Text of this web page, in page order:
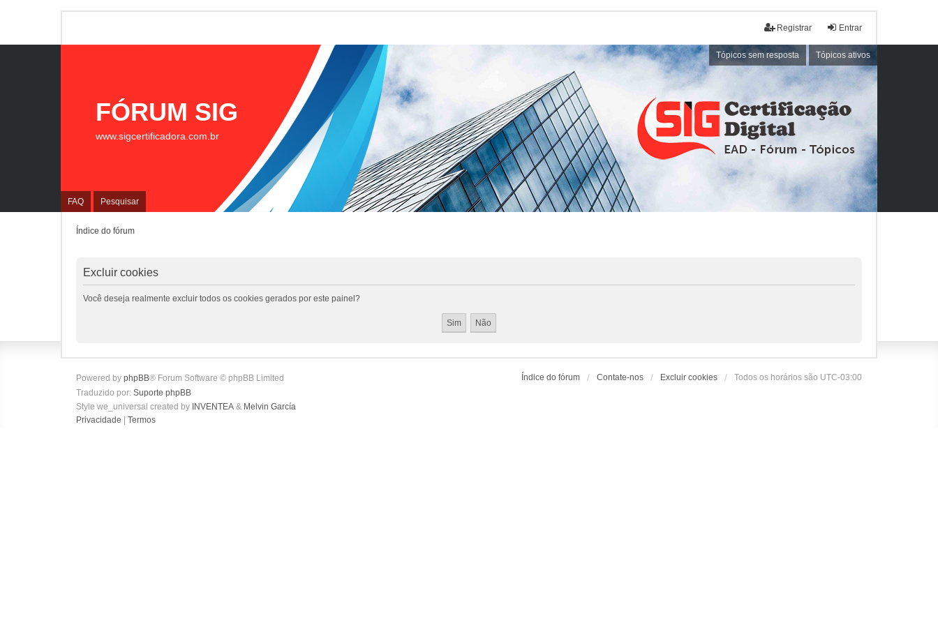
Entrar
Registrar
Tópicos sem resposta Tópicos ativos
FAQ Pesquisar
FÓRUM SIG
www.sigcertificadora.com.br
Índice do fórum
Excluir cookies
Você deseja realmente excluir todos os cookies gerados por este painel?
Índice do fórum Contate-nos Excluir cookies Todos os horários são UTC-03:00
Powered by phpBB® Forum Software © phpBB Limited
Traduzido por: Suporte phpBB
Style we_universal created by INVENTEA & Melvin García
Privacidade
Termos